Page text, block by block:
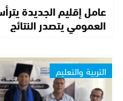
عامل إقليم الجديدة
العمومي يتصدر النتائج
التربية والتعليم